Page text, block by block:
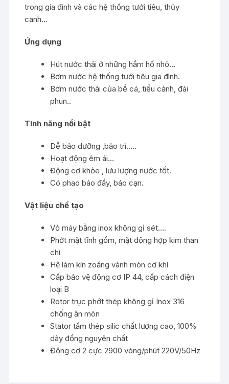
trong gia đình và các hệ thống tưới tiêu, thủy
canh…
Ứng dụng
Hút nước thải ở những hầm hố nhỏ…
Bơm nước hệ thống tưới tiêu gia đình.
Bơm nước thải của bể cá, tiểu cảnh, đài
phun..
Tính năng nổi bật
Dễ bảo dưỡng ,bảo trì.….
Hoạt động êm ái…
Động cơ khỏe , lưu lượng nước tốt.
Có phao báo đầy, báo cạn.
Vật liệu chế tạo
Vỏ máy bằng inox không gỉ sét….
Phớt mặt tĩnh gốm, mặt động hợp kim than
chì
Hệ làm kín zoăng vành mòn cơ khí
Cấp bảo vệ động cơ IP 44, cấp cách điện
loại B
Rotor trục phớt thép không gỉ Inox 316
chống ăn mòn
Stator tấm thép silic chất lượng cao, 100%
dây đồng nguyên chất
Động cơ 2 cực 2900 vòng/phút 220V/50Hz